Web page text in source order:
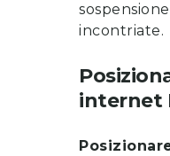
incontriate.
internet